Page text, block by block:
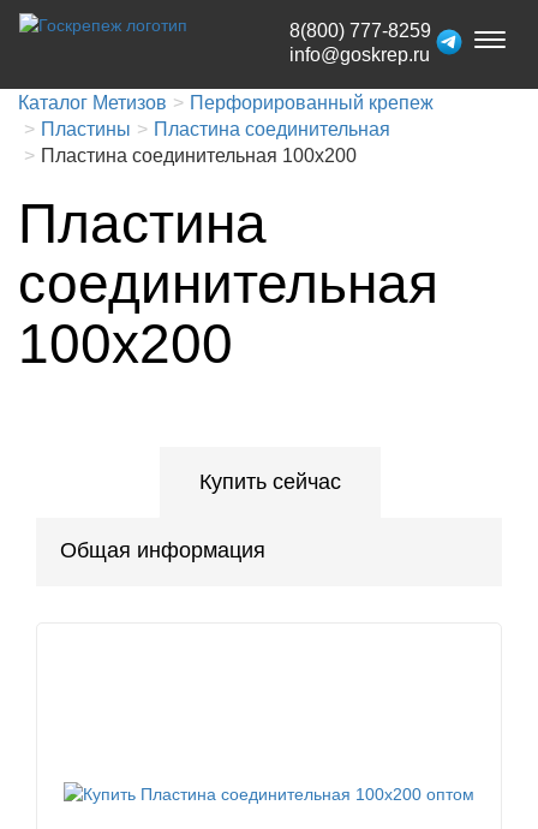
Toggle
8(800) 777-8259
info@goskrep.ru
Каталог Метизов
Перфорированный крепеж
Пластины
Пластина соединительная
Пластина соединительная 100х200
Пластина
соединительная
100х200
Купить сейчас
Общая информация